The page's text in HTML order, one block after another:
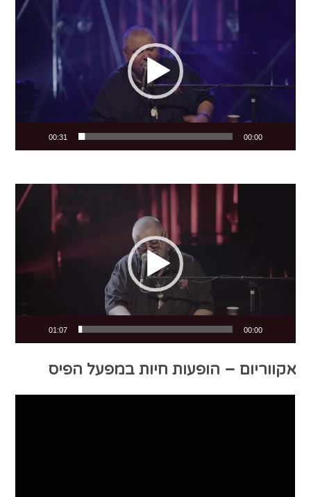
00:00
00:31
00:00
01:07
אקווריום – הופעות חיות במפעל הפיס